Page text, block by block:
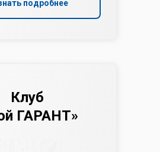
Клуб
ГАРАНТ»
подробнее